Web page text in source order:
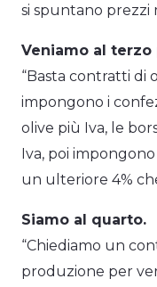
si spuntano prezzi
Veniamo al terzo
“Basta contratti di
impongono i
olive più Iva, le
Iva, poi
un ulteriore 4%
Siamo al quarto.
“Chiediamo un
produzione per